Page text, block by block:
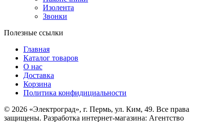
Изолента
Звонки
Полезные ссылки
Главная
Каталог товаров
О нас
Доставка
Корзина
Политика конфидициальности
© 2026 «Электроград», г. Пермь, ул. Ким, 49. Все права
защищены. Разработка интернет-магазина: Агентство